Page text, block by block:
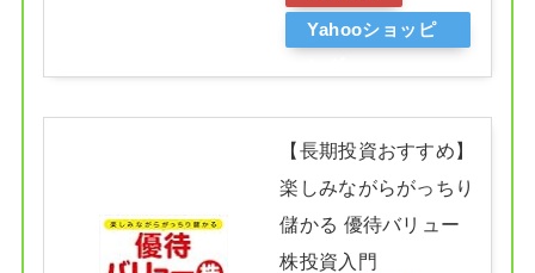
Yahooショッピ
【長期投資おすすめ】
楽しみながらがっちり
儲かる 優待バリュー
株投資入門